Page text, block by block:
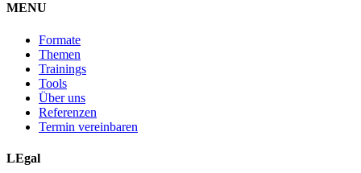
MENU
Formate
Themen
Trainings
Tools
Über uns
Referenzen
Termin vereinbaren
LEgal